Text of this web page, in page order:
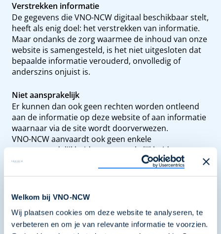
Welkom bij VNO-NCW
Wij plaatsen cookies om deze website te analyseren, te
verbeteren en om je van relevante informatie te voorzien.
Verstrekken informatie
De gegevens die VNO-NCW digitaal beschikbaar stelt,
heeft als enig doel: het verstrekken van informatie.
Maar ondanks de zorg waarmee de inhoud van onze
website is samengesteld, is het niet uitgesloten dat
bepaalde informatie verouderd, onvolledig of
anderszins onjuist is.
Niet aansprakelijk
Er kunnen dan ook geen rechten worden ontleend
aan de informatie op deze website of aan informatie
waarnaar via de site wordt doorverwezen.
VNO-NCW aanvaardt ook geen enkele
verantwoordelijkheid en aansprakelijkheid voor
enige schade, van welke aard ook, die het directe of
indirecte gevolg is van handelingen en/of
op de informatie welke op deze website is
samengebracht.
Copyrights